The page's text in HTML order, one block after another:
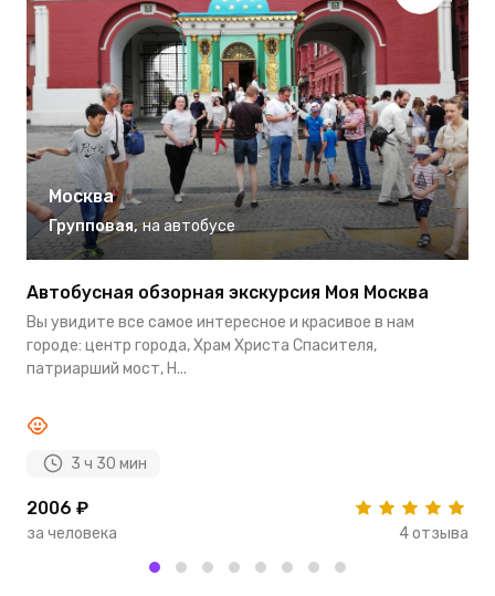
Москва
Групповая, на автобусе
Автобусная обзорная экскурсия Моя Москва
Вы увидите все самое интересное и красивое в нам
городе: центр города, Храм Христа Спасителя,
патриарший мост, Н...
3 ч 30 мин
2006 ₽
за человека 4 отзыва